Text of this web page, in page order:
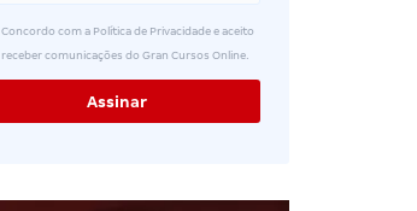
Concordo com a Política de Privacidade e aceito
receber comunicações do Gran Cursos Online.